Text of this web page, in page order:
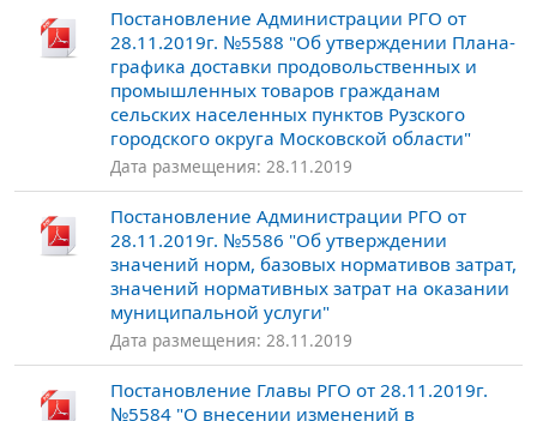
Постановление Администрации РГО от
28.11.2019г. №5588 "Об утверждении Плана-
графика доставки продовольственных и
промышленных товаров гражданам
сельских населенных пунктов Рузского
городского округа Московской области"
Дата размещения: 28.11.2019
Постановление Администрации РГО от
28.11.2019г. №5586 "Об утверждении
значений норм, базовых нормативов затрат,
значений нормативных затрат на оказании
муниципальной услуги"
Дата размещения: 28.11.2019
Постановление Главы РГО от 28.11.2019г.
№5584 "О внесении изменений в